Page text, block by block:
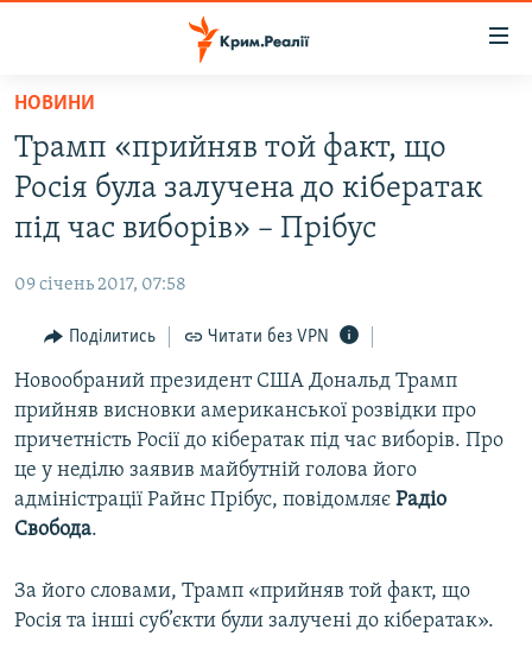
Перейти
основного
матеріалу
Перейти
до
основної
Перейти
пошуку
ВОДА.КРИМ
ВІДЕО ТА ФОТО
БЛОГИ
ПОГЛЯД
ІНТЕРВ'Ю
ВСЕ ЗА ДЕНЬ
СПЕЦПРОЕКТИ
ДЕПОРТАЦІЯ
СВІДЧЕННЯ ОКУПАЦІЇ
ЯК ОБІЙТИ БЛОКУВАННЯ
Qırımtatar
НОВИНИ
Трамп «прийняв той факт, що
Росія була залучена до кібератак
під час виборів» – Прібус
09 січень 2017, 07:58
Поділитись Читати без VPN
Новообраний президент США Дональд Трамп
прийняв висновки американської розвідки про
причетність Росії до кібератак під час виборів. Про
це у неділю заявив майбутній голова його
адміністрації Райнс Прібус, повідомляє Радіо
Свобода.
За його словами, Трамп «прийняв той факт, що
Росія та інші суб’єкти були залучені до кібератак».